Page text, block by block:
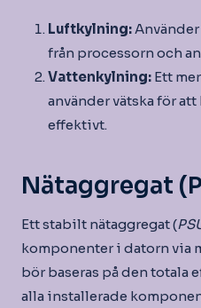
Luftkylning:
från processorn och
Vattenkylning: Ett
använder vätska för
effektivt.
Nätaggregat
Ett stabilt nätaggregat (
komponenter i datorn via
bör baseras på den totala
alla installerade